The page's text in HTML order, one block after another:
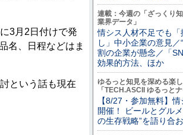
3月2日付けで発
名、日程などはま
という話も現在
連載：今週の「ざっくり
業界データ」
情シス人材不足でも「
し」中小企業の意見
割の企業が懸念／「
効果的方法、ほか
ゆるっと知見を深める楽
「TECH.ASCII ゆるっとナ
【8/27・参加無料】
開催！ ビールとグル
の生存戦略”を語り合